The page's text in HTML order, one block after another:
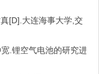
[D].大连海事大学,交
.锂空气电池的研究进